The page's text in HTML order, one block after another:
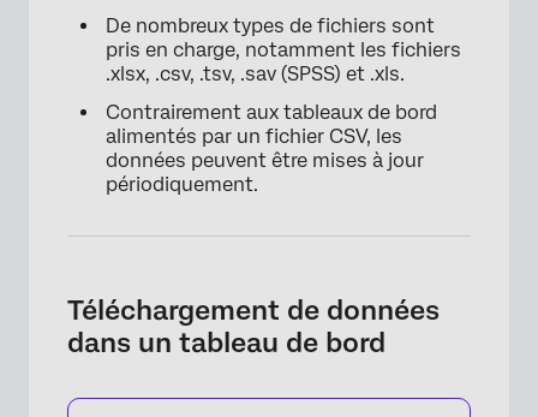
De nombreux types de fichiers sont
pris en charge, notamment les fichiers
.xlsx, .csv, .tsv, .sav (SPSS) et .xls.
Contrairement aux tableaux de bord
alimentés par un fichier CSV, les
données peuvent être mises à jour
périodiquement.
Téléchargement de données
dans un tableau de bord